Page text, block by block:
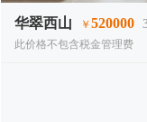
华翠西山 ￥520000
此价格不包含税金管理费